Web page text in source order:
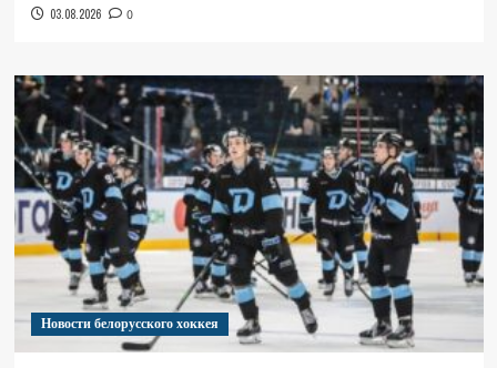
03.08.2026 0
Новости белорусского хоккея